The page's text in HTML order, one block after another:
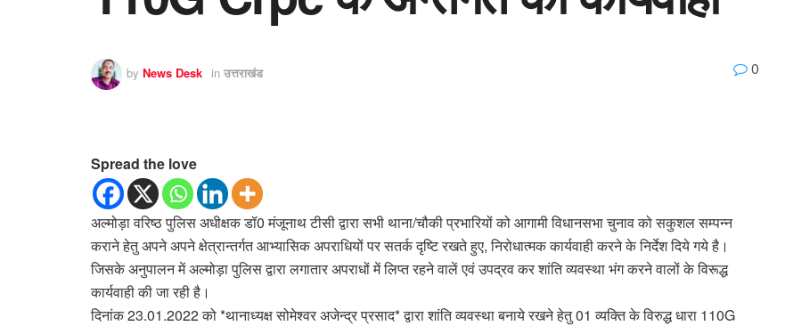
by News Desk in उत्तराखंड 0
Spread the love
अल्मोड़ा वरिष्ठ पुलिस अधीक्षक डॉ0 मंजूनाथ टीसी द्वारा सभी थाना/चौकी प्रभारियों को आगामी विधानसभा चुनाव को सकुशल सम्पन्न
कराने हेतु अपने अपने क्षेत्रान्तर्गत आभ्यासिक अपराधियों पर सतर्क दृष्टि रखते हुए, निरोधात्मक कार्यवाही करने के निर्देश दिये गये है।
जिसके अनुपालन में अल्मोड़ा पुलिस द्वारा लगातार अपराधों में लिप्त रहने वालें एवं उपद्रव कर शांति व्यवस्था भंग करने वालों के विरूद्ध
कार्यवाही की जा रही है।
दिनांक 23.01.2022 को *थानाध्यक्ष सोमेश्वर अजेन्द्र प्रसाद* द्वारा शांति व्यवस्था बनाये रखने हेतु 01 व्यक्ति के विरुद्ध धारा 110G